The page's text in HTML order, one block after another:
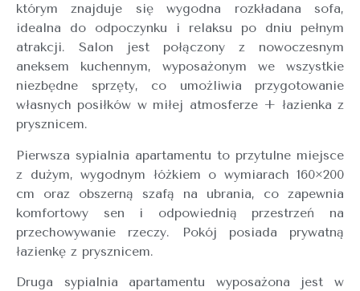
którym znajduje się wygodna rozkładana sofa,
idealna do odpoczynku i relaksu po dniu pełnym
atrakcji. Salon jest połączony z nowoczesnym
aneksem kuchennym, wyposażonym we wszystkie
niezbędne sprzęty, co umożliwia przygotowanie
własnych posiłków w miłej atmosferze + łazienka z
prysznicem.
Pierwsza sypialnia apartamentu to przytulne miejsce
z dużym, wygodnym łóżkiem o wymiarach 160×200
cm oraz obszerną szafą na ubrania, co zapewnia
komfortowy sen i odpowiednią przestrzeń na
przechowywanie rzeczy. Pokój posiada prywatną
łazienkę z prysznicem.
Druga sypialnia apartamentu wyposażona jest w